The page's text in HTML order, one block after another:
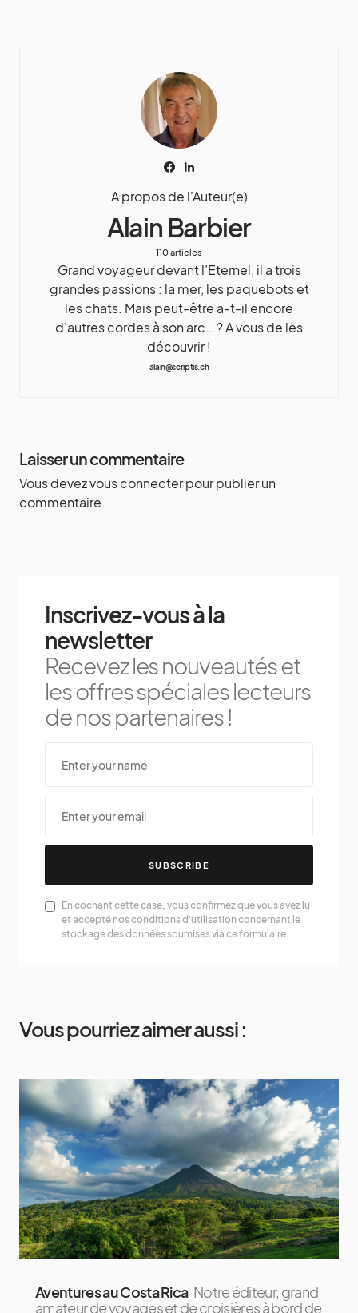
A propos de l'Auteur(e)
Alain Barbier
110 articles
Grand voyageur devant l’Eternel, il a trois
grandes passions : la mer, les paquebots et
les chats. Mais peut-être a-t-il encore
d’autres cordes à son arc… ? A vous de les
découvrir !
alain@scriptis.ch
Laisser un commentaire
Vous devezvous connecterpour publier un
commentaire.
Inscrivez-vous à la
newsletter
Recevez les nouveautés et
les offres spéciales lecteurs
de nos partenaires !
SUBSCRIBE
En cochant cette case, vous confirmez que vous avez lu
et accepté nos conditions d'utilisation concernant le
stockage des données soumises via ce formulaire.
Vous pourriez aimer aussi :
Aventures au Costa Rica Notre éditeur, grand
amateur de voyages et de croisières à bord de